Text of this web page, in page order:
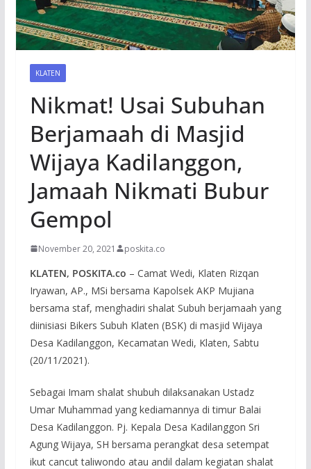
KLATEN
Nikmat! Usai Subuhan
Berjamaah di Masjid
Wijaya Kadilanggon,
Jamaah Nikmati Bubur
Gempol
November 20, 2021 poskita.co
KLATEN, POSKITA.co – Camat Wedi, Klaten Rizqan
Iryawan, AP., MSi bersama Kapolsek AKP Mujiana
bersama staf, menghadiri shalat Subuh berjamaah yang
diinisiasi Bikers Subuh Klaten (BSK) di masjid Wijaya
Desa Kadilanggon, Kecamatan Wedi, Klaten, Sabtu
(20/11/2021).
Sebagai Imam shalat shubuh dilaksanakan Ustadz
Umar Muhammad yang kediamannya di timur Balai
Desa Kadilanggon. Pj. Kepala Desa Kadilanggon Sri
Agung Wijaya, SH bersama perangkat desa setempat
ikut cancut taliwondo atau andil dalam kegiatan shalat